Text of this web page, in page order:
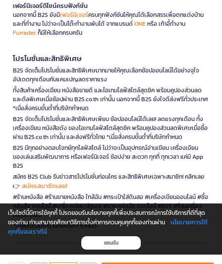
เฟอร์นิเจอร์ดีไซน์ครบฟังก์ชั่น
นอกจากนี้ B2S ยังมีเฟอร์นิเจอร์ครบทุกฟังก์ชันให้คุณได้เลือกสรรเพื่อตกแต่งบ้าน
และที่ทำงาน ไม่ว่าจะเป็นโต๊ะทำงานพับได้ จากแบรนด์ONEหรือ เก้าอี้ทำงาน
Furradecก็มีให้เลือกครบครัน
โปรโมชั่นและสิทธิพิเศษ
B2S จัดเต็มโปรโมชั่นและสิทธิพิเศษมากมายให้คุณเลือกช้อปออนไลน์ได้อย่างจุใจ
อัปเดตทุกเดือนกับแคมเปญลดราคาแรง
ทั้งสินค้าเครื่องเขียน หนังสือขายดี และไอเทมไลฟ์สไตล์สุดชิค พร้อมคูปองส่วนลด
และดีลพิเศษเมื่อช้อปผ่าน B2S.co.th เท่านั้น นอกจากนี้ B2S ยังใจดีส่งฟรีทั่วประเทศ
*เมื่อสั่งครบขั้นต่ำที่บริษัทกำหนด
B2S จัดเต็มโปรโมชั่นและสิทธิพิเศษเพียบ ช้อปออนไลน์ได้เลย! ลดแรงทุกเดือน ทั้ง
เครื่องเขียน หนังสือดัง ของไอเทมไลฟ์สไตล์สุดชิค พร้อมคูปองส่วนลดพิเศษเมื่อซื้อ
ผ่าน B2S.co.th เท่านั้น และส่งฟรีทั่วไทย *เมื่อสั่งครบขั้นต่ำที่บริษัทกำหนด
B2S มีทุกอย่างตอบโจทย์ทุกไลฟ์สไตล์ ไม่ว่าจะเป็นอุปกรณ์อ่านเขียน เครื่องเขียน
ของเล่นเสริมพัฒนาการ หรือเฟอร์นิเจอร์ ช้อปง่าย สะดวก ทุกที่ ทุกเวลา แค่มี App
B2S
สมัคร B2S Club รับข่าวสารโปรโมชั่นก่อนใคร และสิทธิพิเศษเฉพาะสมาชิก! คลิกเลย
👉 สมัครสมาชิกเลย!
#ร้านหนังสือ #ร้านขายหนังสือ ใกล้ฉัน #กระเป๋าใส่ดินสอ #เครื่องเขียนออนไลน์ #ซื้อ
หนังสือ ออนไลน์ #เครื่องเขียน บีทูเอส #ขาย หนังสือ ออนไลน์ #B2S #ร้านเครื่อง
เขียนใกล้ฉัน
*เงื่อนไขเป็นไปตามที่บริษัทฯ กำหนด
is a company operating under
เว็บไซต์นี้มีการใช้คุกกี้ โปรดยอมรับนโยบายคุกกี้เพื่อประสบการณ์การใช้บริการที่ดีที่สุด
ของท่าน ท่านสามารถศึกษาวิธีการตั้งค่าการควบคุมคุกกี้ของท่านผ่าน
นโยบายการใช้
คุกกี้ของเราที่นี่
ยอมรับ